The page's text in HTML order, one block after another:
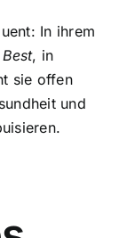
In ihrem
, in
sie offen
und